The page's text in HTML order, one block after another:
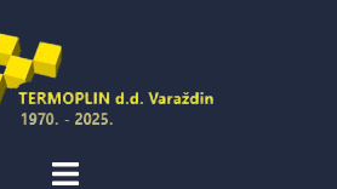
Toggle